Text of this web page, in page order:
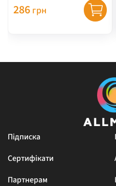
286 грн
Підписка
Сертифікати
Партнерам